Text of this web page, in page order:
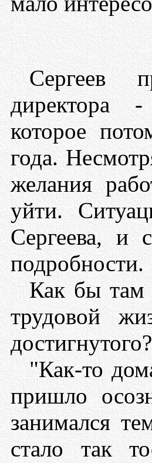
Сергеев
директора -
которое
года.
желания
уйти.
Сергеева, и
подробности.
Как бы там
трудовой
достигнутого?
"Как-то
пришло
занимался
стало так